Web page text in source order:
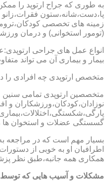
به طوری که جراح ارتوپد را
پا،دست،شانه،ستون
زمینه های تخصصی
(تومور استخوانی) و درمان
انواع عمل های جراحی
بیمار و بیماری آن می تواند
متخصص ارتوپدی چه افرادی را
متخصصین ارتوپدی تمامی سنین و
نوزادان،کودکان،ورزشکاران و
گسستگی عضلات و استخوان ها
بسیار مهم است که در مراجعه به
اطرافیان او به خوبی از
همکاری همه جانبه،طبق نظر
مشکلات و آسیب هایی که